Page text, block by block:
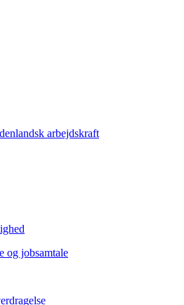
arbejdskraft
og jobsamtale